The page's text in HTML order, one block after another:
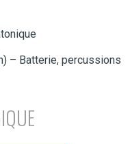
– Batterie, percussions